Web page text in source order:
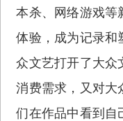
本杀、网络游戏等
体验，成为记录和
众文艺打开了大众
消费需求，又对大
们在作品中看到自